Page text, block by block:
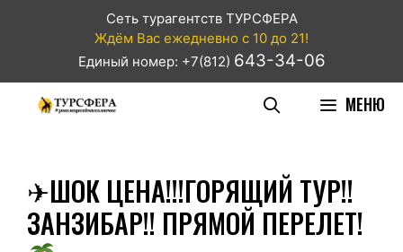
Сеть турагентств ТУРСФЕРА
Ждём Вас ежедневно с 10 до 21!
Единый номер: +7(812) 643-34-06
МЕНЮ
✈ШОК ЦЕНА!!!ГОРЯЩИЙ ТУР!!
ЗАНЗИБАР!! ПРЯМОЙ ПЕРЕЛЕТ!